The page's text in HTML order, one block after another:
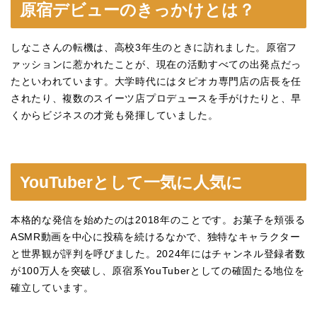
原宿デビューのきっかけとは？
しなこさんの転機は、高校3年生のときに訪れました。原宿フ
ァッションに惹かれたことが、現在の活動すべての出発点だっ
たといわれています。大学時代にはタピオカ専門店の店長を任
されたり、複数のスイーツ店プロデュースを手がけたりと、早
くからビジネスの才覚も発揮していました。
YouTuberとして一気に人気に
本格的な発信を始めたのは2018年のことです。お菓子を頬張る
ASMR動画を中心に投稿を続けるなかで、独特なキャラクター
と世界観が評判を呼びました。2024年にはチャンネル登録者数
が100万人を突破し、原宿系YouTuberとしての確固たる地位を
確立しています。